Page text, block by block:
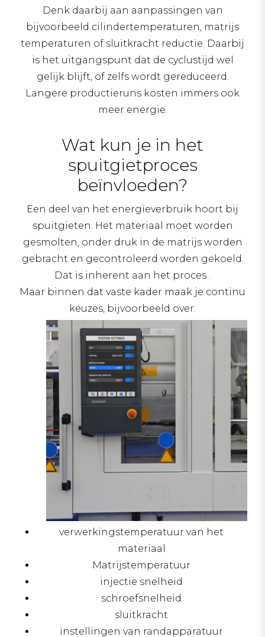
Denk daarbij aan aanpassingen van
bijvoorbeeld cilindertemperaturen, matrijs
temperaturen of sluitkracht reductie. Daarbij
is het uitgangspunt dat de cyclustijd wel
gelijk blijft, of zelfs wordt gereduceerd.
Langere productieruns kosten immers ook
meer energie.
Wat kun je in het
spuitgietproces
beïnvloeden?
Een deel van het energieverbruik hoort bij
spuitgieten. Het materiaal moet worden
gesmolten, onder druk in de matrijs worden
gebracht en gecontroleerd worden gekoeld.
Dat is inherent aan het proces .
Maar binnen dat vaste kader maak je continu
keuzes, bijvoorbeeld over:
verwerkingstemperatuur van het
materiaal
Matrijstemperatuur
injectie snelheid
schroefsnelheid
sluitkracht
instellingen van randapparatuur